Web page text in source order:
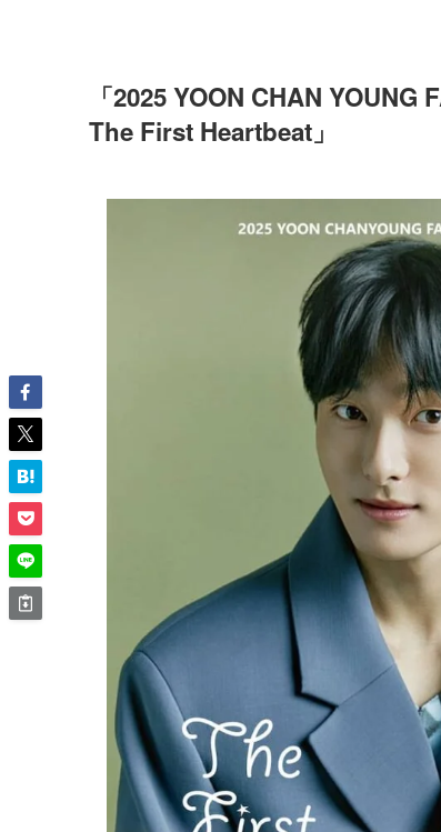
「2025 YOON CHAN YOUNG
The First Heartbeat」